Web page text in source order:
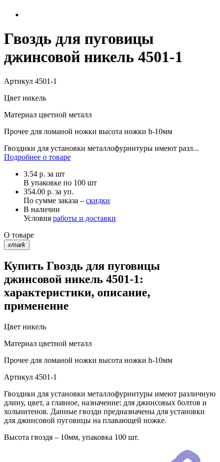
Гвоздь для пуговицы
джинсовой никель 4501-1
Артикул 4501-1
Цвет никель
Материал цветной металл
Прочее для ломаной ножки высота ножки h-10мм
Гвоздики для установки металлофурнитуры имеют разл...
Подробнее о товаре
3.54 р. за шт
В упаковке по 100 шт
354.00 р. за уп.
По сумме заказа – скидки
В наличии
Условия работы и доставки
О товаре
xmark
Купить Гвоздь для пуговицы
джинсовой никель 4501-1:
характеристики, описание,
применение
Цвет никель
Материал цветной металл
Прочее для ломаной ножки высота ножки h-10мм
Артикул 4501-1
Гвоздики для установки металлофурнитуры имеют различную
длину, цвет, а главное, назначение: для джинсовых болтов и
хольнитенов. Данные гвозди предназначены для установки
для джинсовой пуговицы на плавающей ножке.
Высота гвоздя – 10мм, упаковка 100 шт.